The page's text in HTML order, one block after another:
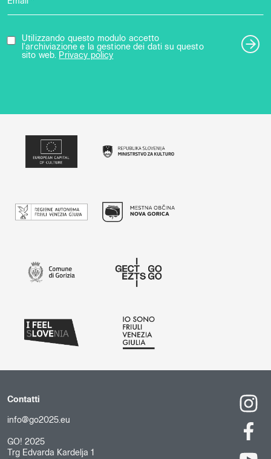
Utilizzando questo modulo accetto
l'archiviazione e la gestione dei dati su questo
sito web.
Privacy policy
Contatti
info@go2025.eu
GO! 2025
Trg Edvarda Kardelja 1